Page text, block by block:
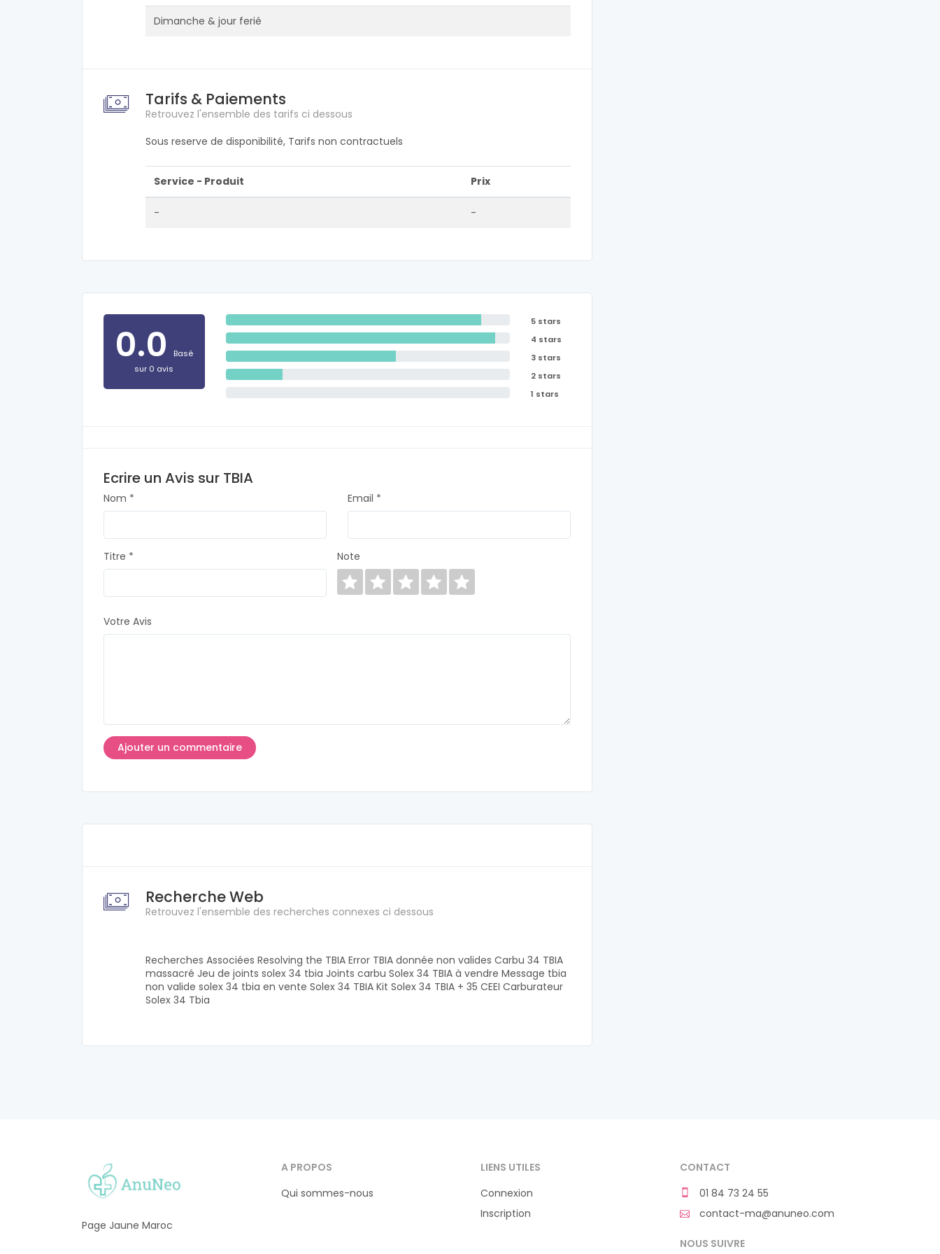
Dimanche & jour ferié
Tarifs & Paiements
Retrouvez l'ensemble des tarifs ci dessous
Sous reserve de disponibilité, Tarifs non contractuels
Service - Produit Prix
- -
0.0
Basé
sur 0 avis
5 stars
4 stars
3 stars
2 stars
1 stars
Ecrire un Avis sur TBIA
Nom * Email *
Titre * Note
Votre Avis
Recherche Web
Retrouvez l'ensemble des recherches connexes ci dessous
Recherches Associées Resolving the TBIA Error TBIA donnée non valides Carbu 34 TBIA
massacré Jeu de joints solex 34 tbia Joints carbu Solex 34 TBIA à vendre Message tbia
non valide solex 34 tbia en vente Solex 34 TBIA Kit Solex 34 TBIA + 35 CEEI Carburateur
Solex 34 Tbia
Page Jaune Maroc
A PROPOS
Qui sommes-nous
LIENS UTILES
Connexion
Inscription
CONTACT
01 84 73 24 55
contact-ma@anuneo.com
NOUS SUIVRE